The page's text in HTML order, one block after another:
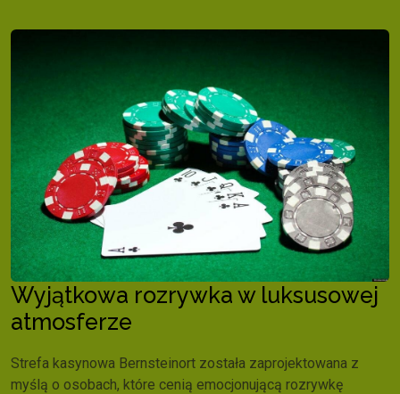
Wyjątkowa rozrywka w luksusowej
atmosferze
Strefa kasynowa Bernsteinort została zaprojektowana z
myślą o osobach, które cenią emocjonującą rozrywkę